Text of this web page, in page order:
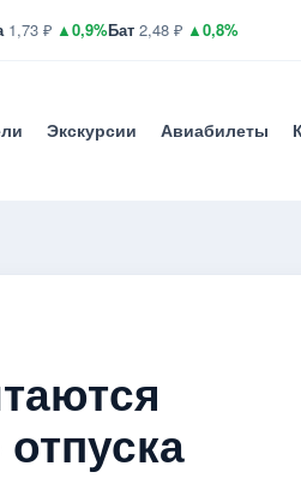
1,73 ₽ ▲0,9%Бат 2,48 ₽ ▲0,8%
Экскурсии Авиабилеты